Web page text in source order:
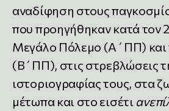
αναδίφηση στους
που προηγήθηκαν κατά τον
Μεγάλο Πόλεμο (Α΄ΠΠ) και
(Β΄ΠΠ), στις στρεβλώσεις
ιστοριογραφίας τους, στα
μέτωπα και στο εισέτι